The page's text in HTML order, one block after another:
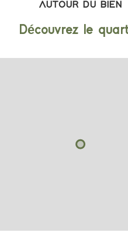
AUTOUR DU BIEN
Découvrez le